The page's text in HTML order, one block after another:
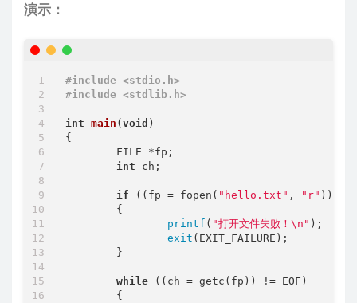
演示：
#include <stdio.h>
#include <stdlib.h>
int main ( void )
{
        FILE *fp;
int ch;
if ((fp = fopen( "hello.txt" , "r" ))
        {
printf ( "打开文件失败！\n" );
exit (EXIT_FAILURE);
        }
while ((ch = getc(fp)) != EOF)
        {